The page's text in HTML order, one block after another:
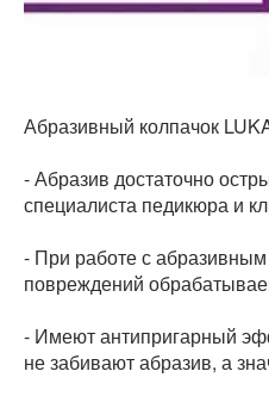
Абразивный колпачок
- Абразив достаточно
специалиста педикюра и
- При работе с
повреждений
- Имеют антипригарный
не забивают абразив, а